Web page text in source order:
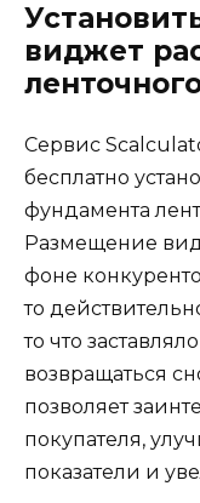
виджет
Сервис
бесплатно
фундамента
Размещение
фоне
то
то что
возвращаться
позволяет
покупателя,
показатели и